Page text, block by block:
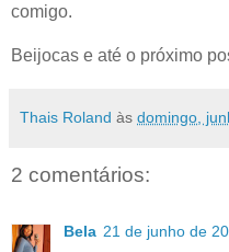
comigo.
Beijocas e até o próximo
Thais Roland às domingo,
2 comentários:
Bela 21 de junho de